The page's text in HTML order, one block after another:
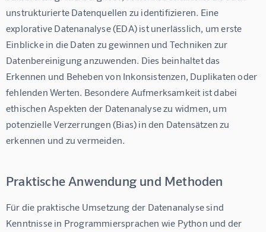
unstrukturierte Datenquellen zu identifizieren. Eine
explorative Datenanalyse (EDA) ist unerlässlich, um erste
Einblicke in die Daten zu gewinnen und Techniken zur
Datenbereinigung anzuwenden. Dies beinhaltet das
Erkennen und Beheben von Inkonsistenzen, Duplikaten oder
fehlenden Werten. Besondere Aufmerksamkeit ist dabei
ethischen Aspekten der Datenanalyse zu widmen, um
potenzielle Verzerrungen (Bias) in den Datensätzen zu
erkennen und zu vermeiden.
Praktische Anwendung und Methoden
Für die praktische Umsetzung der Datenanalyse sind
Kenntnisse in Programmiersprachen wie Python und der